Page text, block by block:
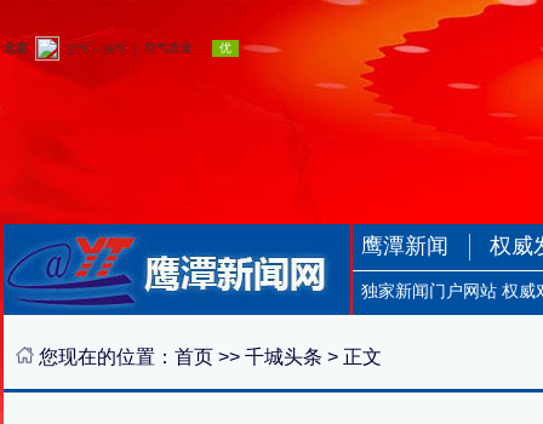
鹰潭新闻 权威
独家新闻门户网站 权威
您现在的位置： 首页 >> 千城头条 > 正文